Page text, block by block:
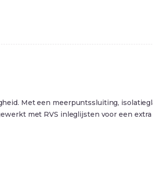
Met een meerpuntssluiting,
met RVS inleglijsten voor een